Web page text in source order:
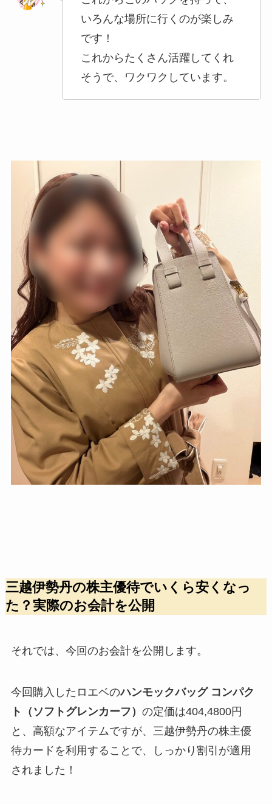
いろんな場所に行くのが楽しみ
です！
これからたくさん活躍してくれ
そうで、ワクワクしています。
三越伊勢丹の株主優待でいくら安くなっ
た？実際のお会計を公開
それでは、今回のお会計を公開します。
今回購入したロエベのハンモックバッグ コンパク
ト（ソフトグレンカーフ） の定価は404,4800円
と、高額なアイテムですが、三越伊勢丹の株主優
待カードを利用することで、しっかり割引が適用
されました！